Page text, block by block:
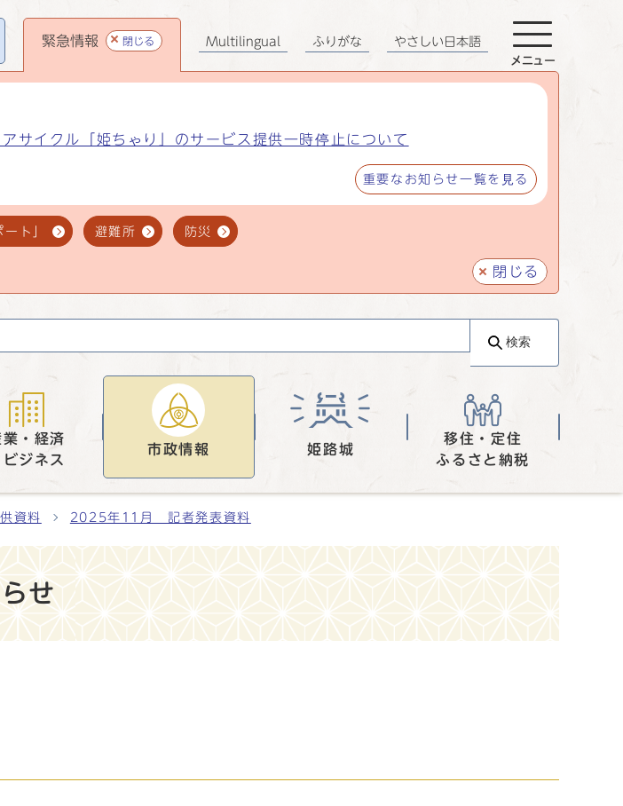
緊急情報 閉じる
サイクル「姫ちゃり」のサービス提供一時停止について
重要なお知らせ一覧を見る
ト」 避難所 防災
閉じる
Multilingual ふりがな やさしい日本語
メニュー
検索
業・経済
ビジネス
市政情報 姫路城
移住・定住
ふるさと納税
資料 2025年11月 記者発表資料
せ